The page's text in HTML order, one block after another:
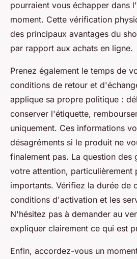
pourraient vous échapper dans
moment. Cette vérification
des principaux avantages du
par rapport aux achats en ligne.
Prenez également le temps de
conditions de retour et
applique sa propre politique :
conserver l'étiquette,
uniquement. Ces informations
désagréments si le produit ne
finalement pas. La question des
votre attention, particulièrement
importants. Vérifiez la durée de
conditions d'activation et les
N'hésitez pas à demander au
expliquer clairement ce qui est
Enfin, accordez-vous un